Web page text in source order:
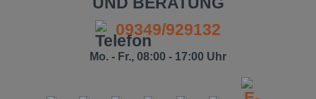
09349/929132
Mo. - Fr., 08:00 - 17:00 Uhr